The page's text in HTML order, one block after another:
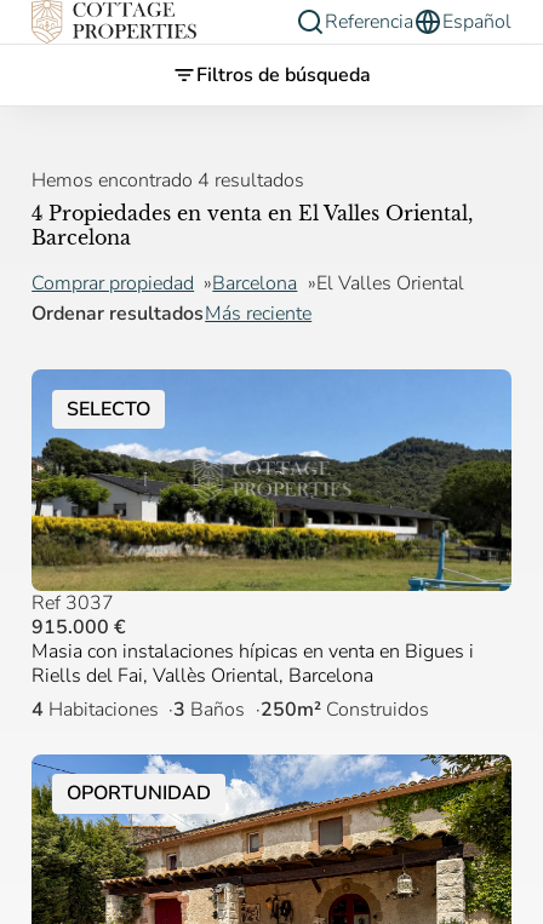
Referencia
Español
Filtros de búsqueda
Hemos encontrado 4 resultados
4 Propiedades en venta en El Valles Oriental,
Barcelona
Comprar propiedad Barcelona
El Valles Oriental
Ordenar resultadosMás reciente
SELECTO
Ref 3037
915.000 €
Masia con instalaciones hípicas en venta en Bigues i
Riells del Fai, Vallès Oriental, Barcelona
4 Habitaciones 3 Baños 250m² Construidos
OPORTUNIDAD